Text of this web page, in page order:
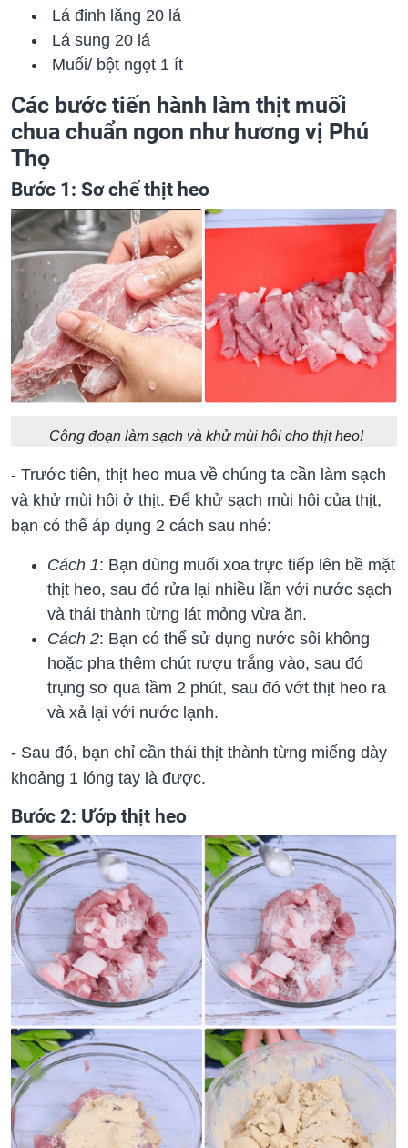
Lá đinh lăng 20 lá
Lá sung 20 lá
Muối/ bột ngọt 1 ít
Các bước tiến hành làm thịt muối
chua chuẩn ngon như hương vị Phú
Thọ
Bước 1: Sơ chế thịt heo
Công đoạn làm sạch và khử mùi hôi cho thịt heo!
- Trước tiên, thịt heo mua về chúng ta cần làm sạch
và khử mùi hôi ở thịt. Để khử sạch mùi hôi của thịt,
bạn có thể áp dụng 2 cách sau nhé:
Cách 1: Bạn dùng muối xoa trực tiếp lên bề mặt
thịt heo, sau đó rửa lại nhiều lần với nước sạch
và thái thành từng lát mỏng vừa ăn.
Cách 2: Bạn có thể sử dụng nước sôi không
hoặc pha thêm chút rượu trắng vào, sau đó
trụng sơ qua tầm 2 phút, sau đó vớt thịt heo ra
và xả lại với nước lạnh.
- Sau đó, bạn chỉ cần thái thịt thành từng miếng dày
khoảng 1 lóng tay là được.
Bước 2: Ướp thịt heo